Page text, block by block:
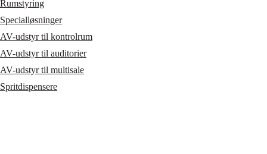
Rumstyring
Specialløsninger
AV-udstyr til kontrolrum
AV-udstyr til auditorier
AV-udstyr til multisale
Spritdispensere